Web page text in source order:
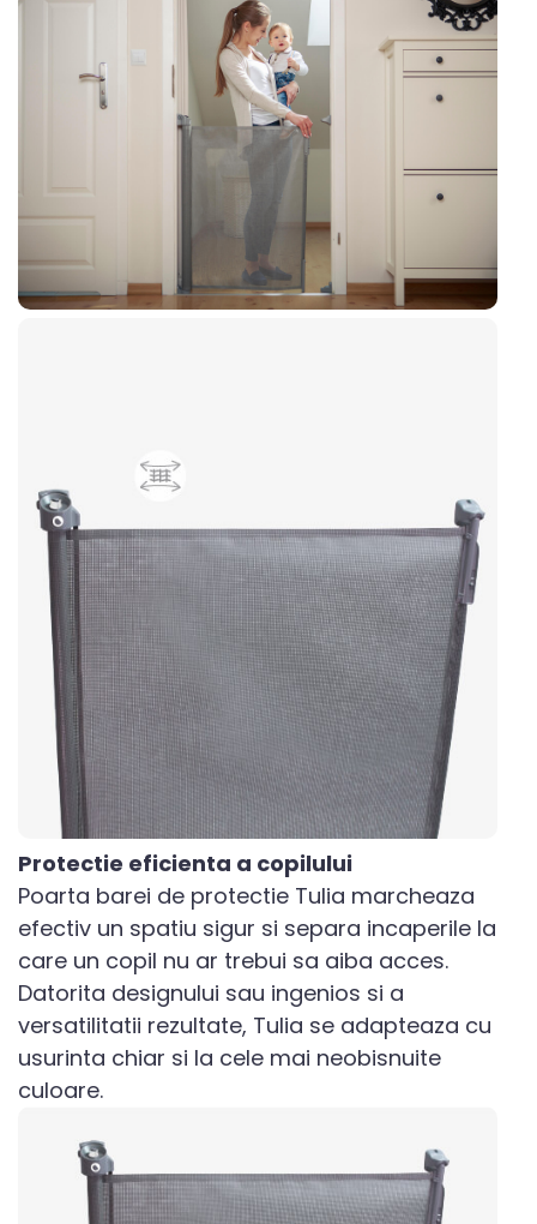
Protectie eficienta a copilului
Poarta barei de protectie Tulia marcheaza
efectiv un spatiu sigur si separa incaperile la
care un copil nu ar trebui sa aiba acces.
Datorita designului sau ingenios si a
versatilitatii rezultate, Tulia se adapteaza cu
usurinta chiar si la cele mai neobisnuite
culoare.